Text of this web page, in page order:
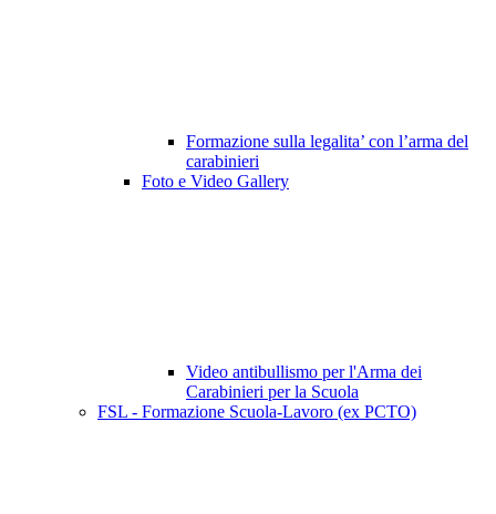
Formazione sulla legalita’ con l’arma del
carabinieri
Foto e Video Gallery
Video antibullismo per l'Arma dei
Carabinieri per la Scuola
FSL - Formazione Scuola-Lavoro (ex PCTO)